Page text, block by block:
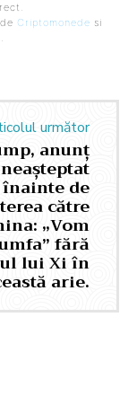
Criptomonede si
următor
anunț
neașteptat
înainte de
către
„Vom
fără
lui Xi în
arie.